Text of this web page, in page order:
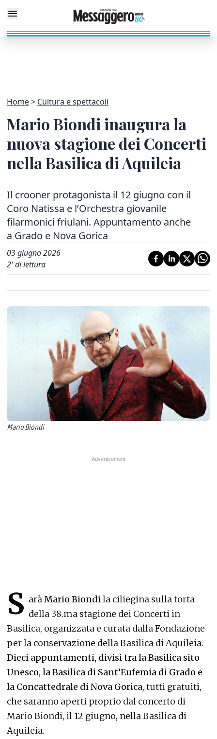
Home Cultura e spettacoli
Mario Biondi inaugura la
nuova stagione dei Concerti
nella Basilica di Aquileia
Il crooner protagonista il 12 giugno con il
Coro Natissa e l’Orchestra giovanile
filarmonici friulani. Appuntamento anche
a Grado e Nova Gorica
03 giugno 2026
2' di lettura
Mario Biondi
S aràMario Biondila ciliegina sulla torta
della 38.ma stagione dei Concerti in
Basilica, organizzata e curata dalla Fondazione
per la conservazione della Basilica di Aquileia.
Dieci appuntamenti, divisi tra la Basilica sito
Unesco, la Basilica di Sant’Eufemia di Grado e
la Concattedrale di Nova Gorica, tutti gratuiti,
che saranno aperti proprio dal concerto di
Mario Biondi, il 12 giugno, nella Basilica di
Aquileia.